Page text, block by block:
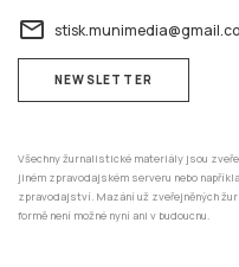
email
NEWSLETTER
Všechny žurnalistické materiály jsou
jiném zpravodajském serveru nebo
zpravodajství. Mazání už zveřejněných
formě není možné nyní ani v budoucnu.